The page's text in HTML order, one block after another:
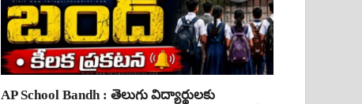
AP School Bandh : తెలుగు విద్యార్థులకు